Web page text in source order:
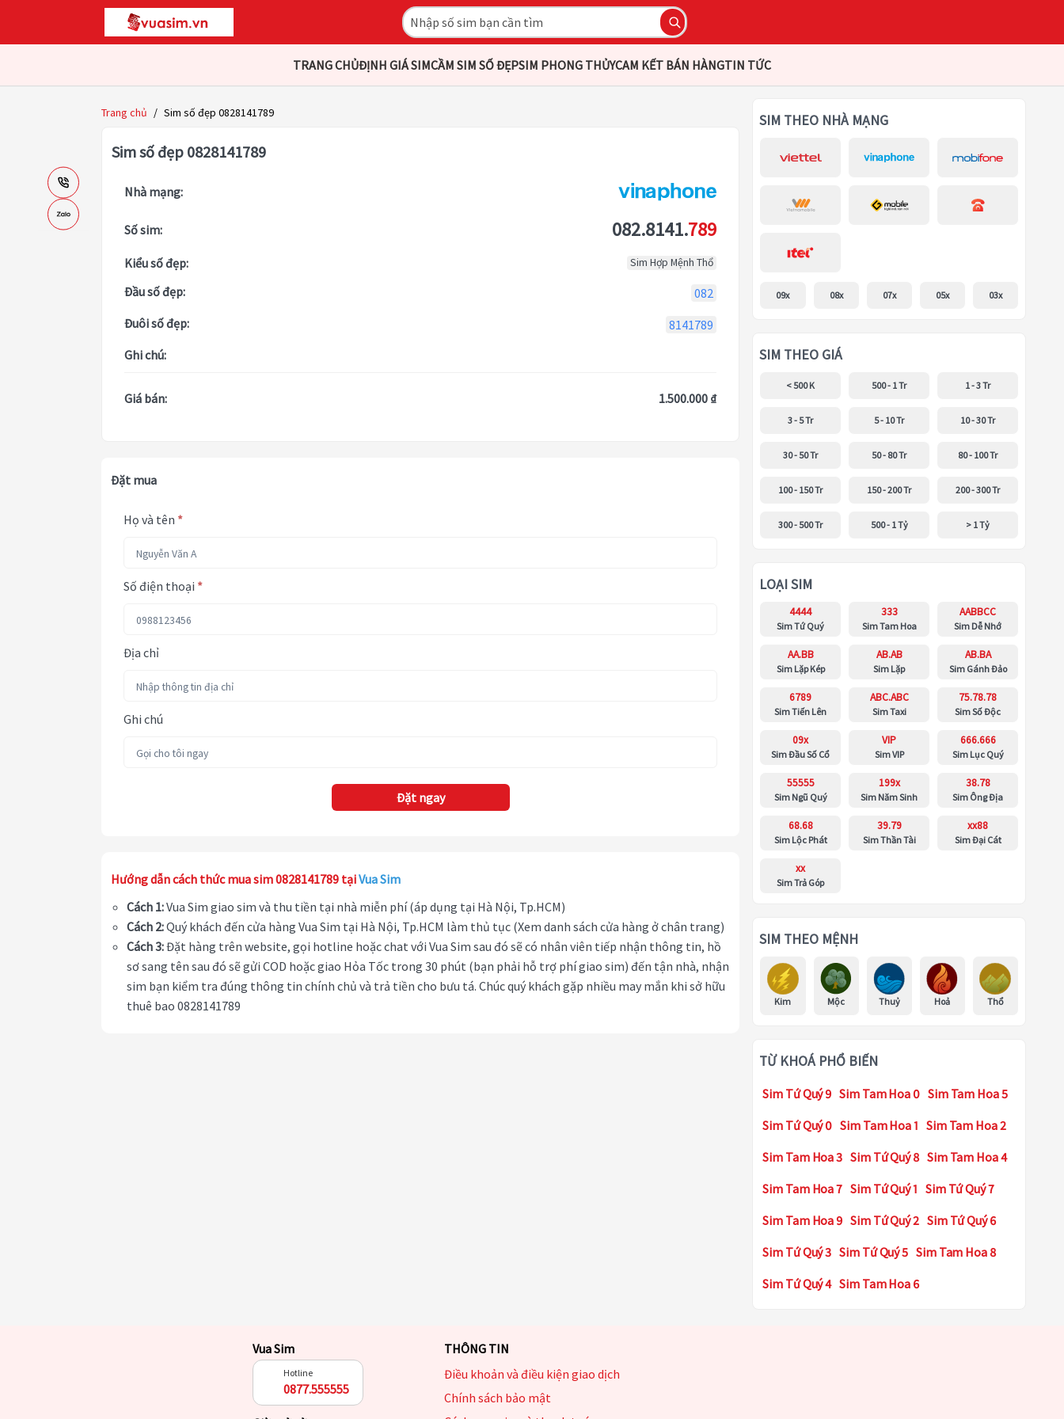
TRANG CHỦĐỊNH GIÁ SIMCẦM SIM SỐ ĐẸPSIM PHONG THỦYCAM KẾT BÁN HÀNGTIN TỨC
Trang chủ / Sim số đẹp 0828141789
Sim số đẹp 0828141789
Nhà mạng:
Số sim: 082.8141.789
Kiểu số đẹp: Sim Hợp Mệnh Thổ
Đầu số đẹp:
082
Đuôi số đẹp:
8141789
Ghi chú:
Giá bán: 1.500.000 ₫
Đặt mua
Họ và tên *
Số điện thoại *
Địa chỉ
Ghi chú
Đặt ngay
Hướng dẫn cách thức mua sim 0828141789 tạiVua Sim
Cách 1:Vua Sim giao sim và thu tiền tại nhà miễn phí (áp dụng tại Hà Nội, Tp.HCM)
Cách 2:Quý khách đến cửa hàng Vua Sim tại Hà Nội, Tp.HCM làm thủ tục (Xem danh sách cửa hàng ở chân trang)
Cách 3:Đặt hàng trên website, gọi hotline hoặc chat với Vua Sim sau đó sẽ có nhân viên tiếp nhận thông tin, hồ
sơ sang tên sau đó sẽ gửi COD hoặc giao Hỏa Tốc trong 30 phút (bạn phải hỗ trợ phí giao sim) đến tận nhà, nhận
sim bạn kiểm tra đúng thông tin chính chủ và trả tiền cho bưu tá. Chúc quý khách gặp nhiều may mắn khi sở hữu
thuê bao 0828141789
SIM THEO NHÀ MẠNG
09x 08x 07x 05x 03x
SIM THEO GIÁ
< 500 K 500 - 1 Tr 1 - 3 Tr
3 - 5 Tr 5 - 10 Tr 10 - 30 Tr
30 - 50 Tr 50 - 80 Tr 80 - 100 Tr
100 - 150 Tr 150 - 200 Tr 200 - 300 Tr
300 - 500 Tr 500 - 1 Tỷ > 1 Tỷ
LOẠI SIM
4444
Sim Tứ Quý
333
Sim Tam Hoa
AABBCC
Sim Dễ Nhớ
AA.BB
Sim Lặp Kép
AB.AB
Sim Lặp
AB.BA
Sim Gánh Đảo
6789
Sim Tiến Lên
ABC.ABC
Sim Taxi
75.78.78
Sim Số Độc
09x
Sim Đầu Số Cổ
VIP
Sim VIP
666.666
Sim Lục Quý
55555
Sim Ngũ Quý
199x
Sim Năm Sinh
38.78
Sim Ông Địa
68.68
Sim Lộc Phát
39.79
Sim Thần Tài
xx88
Sim Đại Cát
xx
Sim Trả Góp
SIM THEO MỆNH
Kim Mộc Thuỷ Hoả Thổ
TỪ KHOÁ PHỔ BIẾN
Sim Tứ Quý 9 Sim Tam Hoa 0 Sim Tam Hoa 5
Sim Tứ Quý 0 Sim Tam Hoa 1 Sim Tam Hoa 2
Sim Tam Hoa 3 Sim Tứ Quý 8 Sim Tam Hoa 4
Sim Tam Hoa 7 Sim Tứ Quý 1 Sim Tứ Quý 7
Sim Tam Hoa 9 Sim Tứ Quý 2 Sim Tứ Quý 6
Sim Tứ Quý 3 Sim Tứ Quý 5 Sim Tam Hoa 8
Sim Tứ Quý 4 Sim Tam Hoa 6
Vua Sim
Hotline
0877.555555
THÔNG TIN
Điều khoản và điều kiện giao dịch
Chính sách bảo mật